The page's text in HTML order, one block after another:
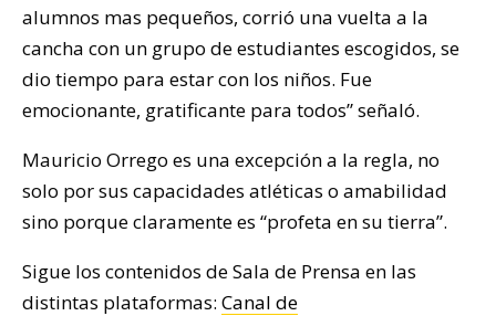
alumnos mas pequeños, corrió una vuelta a la
cancha con un grupo de estudiantes escogidos, se
dio tiempo para estar con los niños. Fue
emocionante, gratificante para todos” señaló.
Mauricio Orrego es una excepción a la regla, no
solo por sus capacidades atléticas o amabilidad
sino porque claramente es “profeta en su tierra”.
Sigue los contenidos de Sala de Prensa en las
distintas plataformas: Canal de